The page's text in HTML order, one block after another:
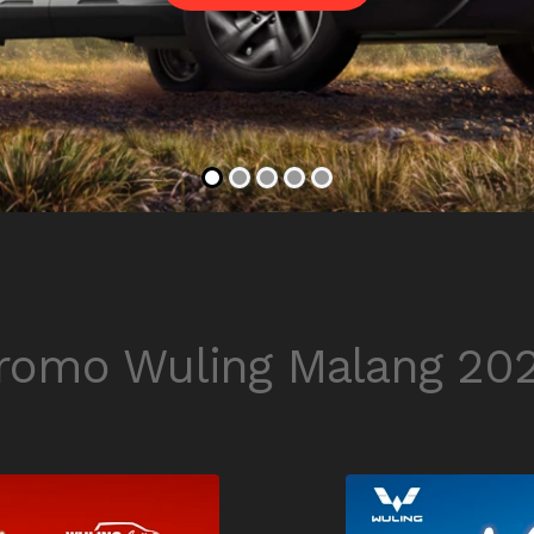
Wuling Malang